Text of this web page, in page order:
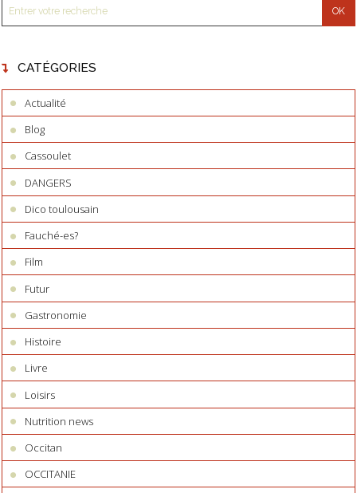
CATÉGORIES
Actualité
Blog
Cassoulet
DANGERS
Dico toulousain
Fauché-es?
Film
Futur
Gastronomie
Histoire
Livre
Loisirs
Nutrition news
Occitan
OCCITANIE